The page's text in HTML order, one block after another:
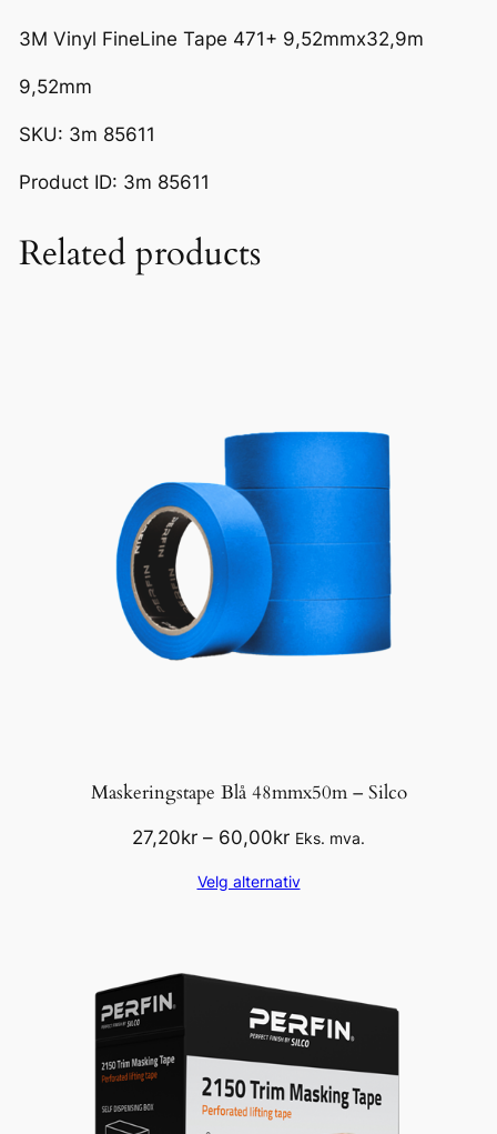
3M Vinyl FineLine Tape 471+ 9,52mmx32,9m
9,52mm
SKU: 3m 85611
Product ID: 3m 85611
Related products
Maskeringstape Blå 48mmx50m – Silco
27,20kr – 60,00krPrisområde:
til
Eks. mva.
Velg alternativ